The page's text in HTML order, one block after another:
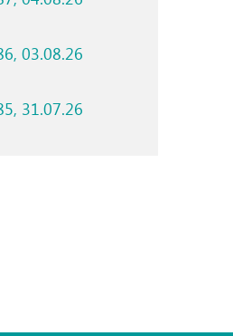
03.08.26
31.07.26